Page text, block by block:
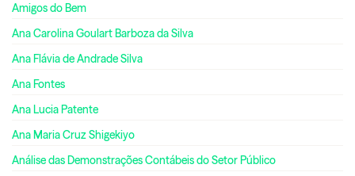
Amigos do Bem
Ana Carolina Goulart Barboza da Silva
Ana Flávia de Andrade Silva
Ana Fontes
Ana Lucia Patente
Ana Maria Cruz Shigekiyo
Análise das Demonstrações Contábeis do Setor Público